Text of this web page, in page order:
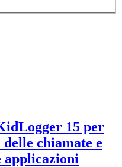
15 per
chiamate e
applicazioni